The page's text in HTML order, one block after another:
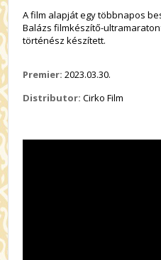
A film alapját egy többnapos
Balázs filmkészítő-
történész készített.
Premier: 2023.03.30.
Distributor: Cirko Film